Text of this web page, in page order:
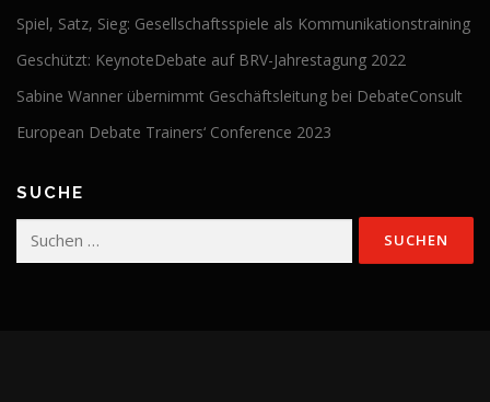
Spiel, Satz, Sieg: Gesellschaftsspiele als Kommunikationstraining
Geschützt: KeynoteDebate auf BRV-Jahrestagung 2022
Sabine Wanner übernimmt Geschäftsleitung bei DebateConsult
European Debate Trainers‘ Conference 2023
SUCHE
Suchen